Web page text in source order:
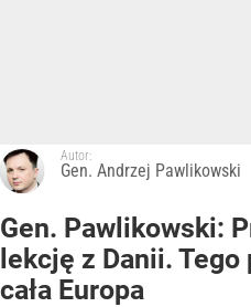
Autor:
Gen. Andrzej Pawlikowski
Gen. Pawlikowski:
lekcję z Danii.
cała Europa